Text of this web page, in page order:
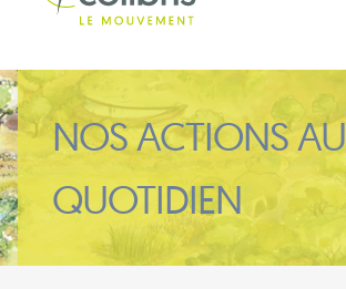
NOS ACTIONS AU
QUOTIDIEN